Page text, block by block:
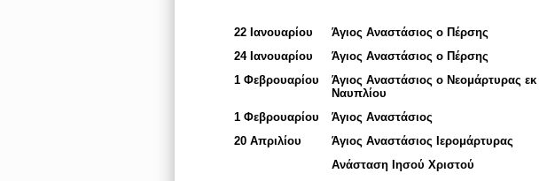
22 Ιανουαρίου
Άγιος Αναστάσιος ο Πέρσης
24 Ιανουαρίου
Άγιος Αναστάσιος ο Πέρσης
1 Φεβρουαρίου
Άγιος Αναστάσιος ο Νεομάρτυρας εκ
Ναυπλίου
1 Φεβρουαρίου
Άγιος Αναστάσιος
20 Απριλίου
Άγιος Αναστάσιος Ιερομάρτυρας
Ανάσταση Ιησού Χριστού